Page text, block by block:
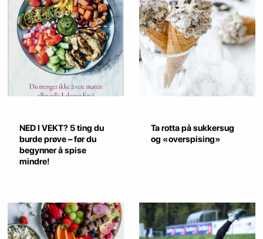
NED I VEKT? 5 ting du
burde prøve – før du
begynner å spise
mindre!
Ta rotta på sukkersug
og «overspising»